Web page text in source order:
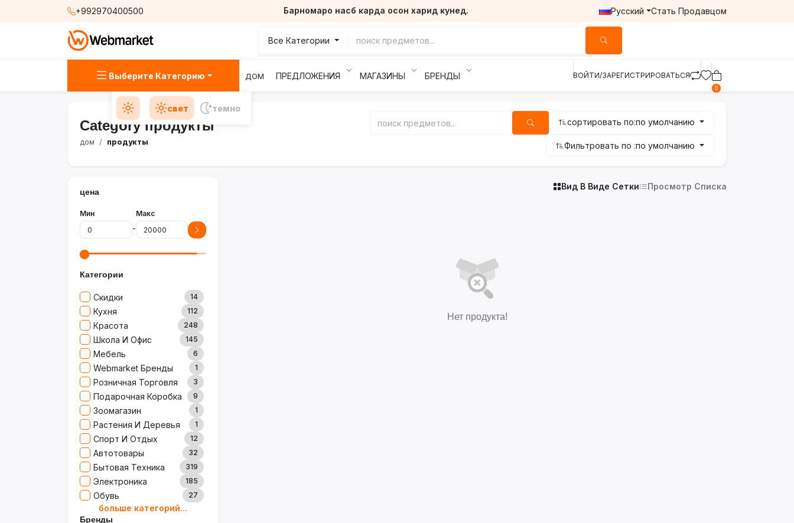
+992970400500 Барномаро насб карда осон харид кунед. Русский Стать Продавцом
Все Категории
Выберите Категорию ДОМ ПРЕДЛОЖЕНИЯ МАГАЗИНЫ БРЕНДЫ ВОЙТИ/ЗАРЕГИСТРИРОВАТЬСЯ
0
свет темно
Category продукты
дом продукты
сортировать по:по умолчанию
Фильтровать по :по умолчанию
цена
Мин
-
Макс
Категории
Скидки 14
Кухня 112
Красота 248
Школа И Офис 145
Мебель 6
Webmarket Бренды 1
Розничная Торговля 3
Подарочная Коробка 9
Зоомагазин 1
Растения И Деревья 1
Спорт И Отдых 12
Автотовары 32
Бытовая Техника 319
Электроника 185
Обувь 27
Товары Для Дома
больше категорий...
Бренды
Вид В Виде Сетки Просмотр Списка
Нет продукта!